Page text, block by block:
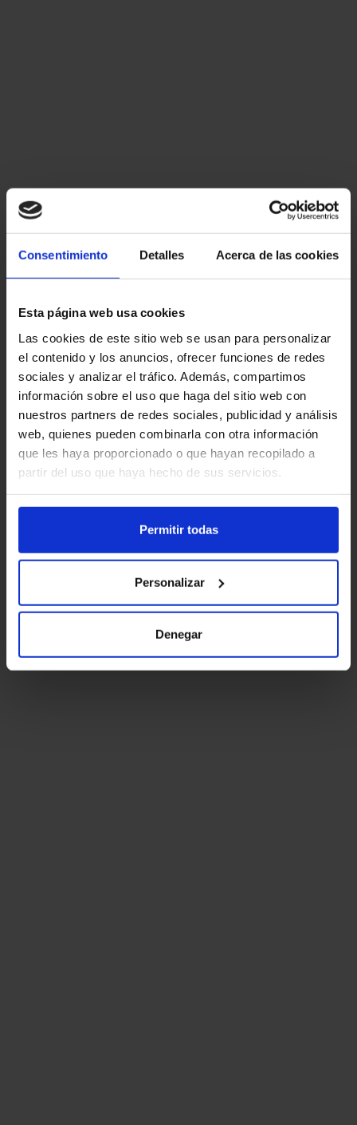
Consentimiento Detalles Acerca de las cookies
Esta página web usa cookies
Las cookies de este sitio web se usan para personalizar
el contenido y los anuncios, ofrecer funciones de redes
sociales y analizar el tráfico. Además, compartimos
información sobre el uso que haga del sitio web con
nuestros partners de redes sociales, publicidad y análisis
web, quienes pueden combinarla con otra información
que les haya proporcionado o que hayan recopilado a
partir del uso que haya hecho de sus servicios.
Permitir todas
Personalizar
Denegar